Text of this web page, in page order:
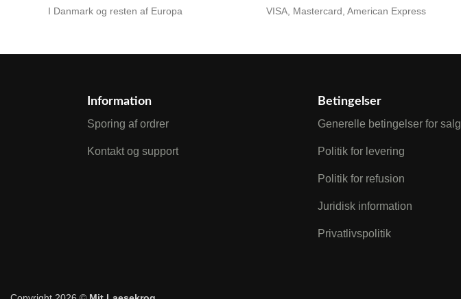
I Danmark og resten af Europa
VISA, Mastercard, American Express
Information
Sporing af ordrer
Kontakt og support
Betingelser
Generelle betingelser for salg
Politik for levering
Politik for refusion
Juridisk information
Privatlivspolitik